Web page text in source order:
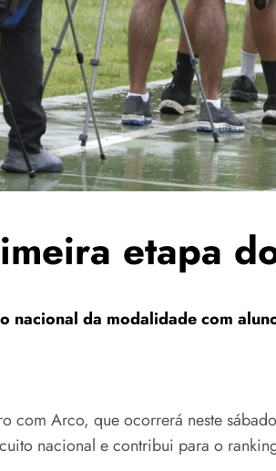
etapa
nacional da modalidade com
com Arco, que ocorrerá neste
nacional e contribui para o